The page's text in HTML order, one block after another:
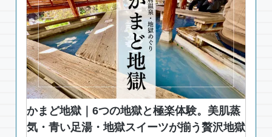
かまど地獄｜6つの地獄と極楽体験。美肌蒸
気・青い足湯・地獄スイーツが揃う贅沢地獄